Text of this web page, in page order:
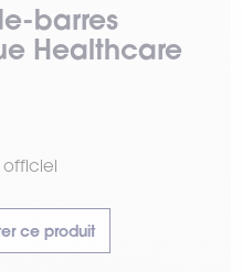
barres
Healthcare
officiel
ce produit